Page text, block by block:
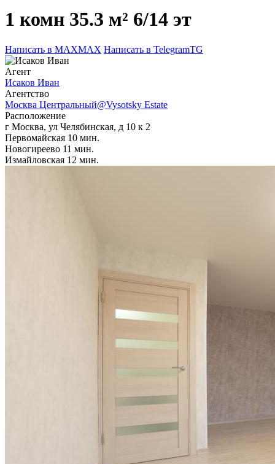
1 комн 35.3 м² 6/14 эт
Написать в MAXMAX Написать в TelegramTG
Агент
Исаков Иван
Агентcтво
Москва Центральный@Vysotsky Estate
Расположение
г Москва, ул Челябинская, д 10 к 2
Первомайская 10 мин.
Новогиреево 11 мин.
Измайловская 12 мин.